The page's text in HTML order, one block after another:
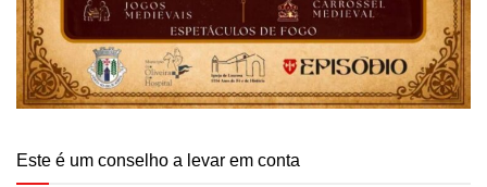
Este é um conselho a levar em conta